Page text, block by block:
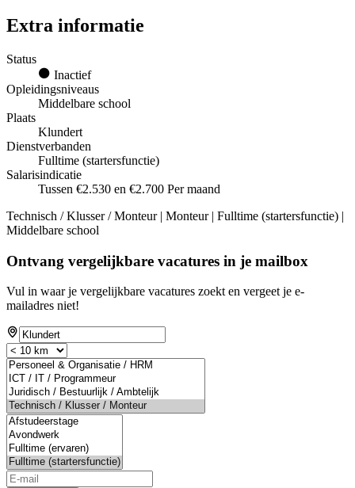
Extra informatie
Status
Inactief
Opleidingsniveaus
Middelbare school
Plaats
Klundert
Dienstverbanden
Fulltime (startersfunctie)
Salarisindicatie
Tussen €2.530 en €2.700 Per maand
Technisch / Klusser / Monteur | Monteur | Fulltime (startersfunctie) |
Middelbare school
Ontvang vergelijkbare vacatures in je mailbox
Vul in waar je vergelijkbare vacatures zoekt en vergeet je e-
mailadres niet!